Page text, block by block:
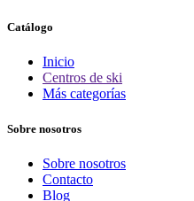
Catálogo
Inicio
Centros de ski
Más categorías
Sobre nosotros
Sobre nosotros
Contacto
Blog